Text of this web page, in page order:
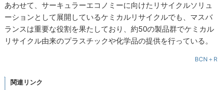
あわせて、サーキュラーエコノミーに向けたリサイクルソリュ
ーションとして展開しているケミカルリサイクルでも、マスバ
ランスは重要な役割を果たしており、約50の製品群でケミカル
リサイクル由来のプラスチックや化学品の提供を行っている。
BCN＋R
関連リンク